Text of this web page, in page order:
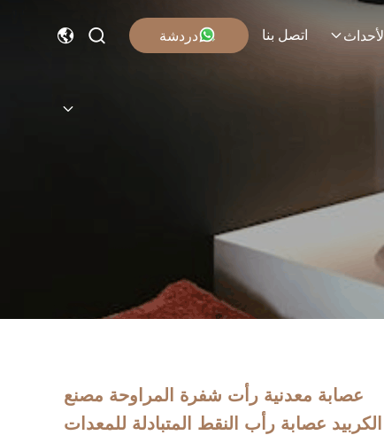
الأحداث اتصل بنا دردشة
عصابة معدنية رأت شفرة المراوحة مصنع
الكربيد عصابة رأب النقط المتبادلة للمعدات